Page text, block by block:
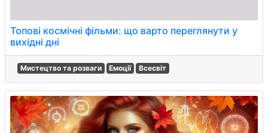
Топові космічні фільми: що варто переглянути у
вихідні дні
Мистецтво та розваги Емоції Всесвіт